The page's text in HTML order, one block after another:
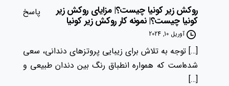
روکش زیر کونیا چیست؟| مزایای روکش زیر
کونیا چیست؟| نمونه کار روکش زیر کونیا
پاسخ
آوریل 10, 2024
[…] توجه به تلاش برای زیبایی پروتزهای دندانی، سعی
شده‌است که همواره انطباق رنگ بین دندان طبیعی و
[…]